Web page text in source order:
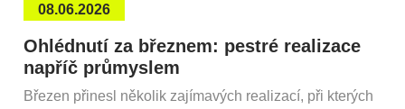
08.06.2026
Ohlédnutí za březnem: pestré realizace
napříč průmyslem
Březen přinesl několik zajímavých realizací, při kterých